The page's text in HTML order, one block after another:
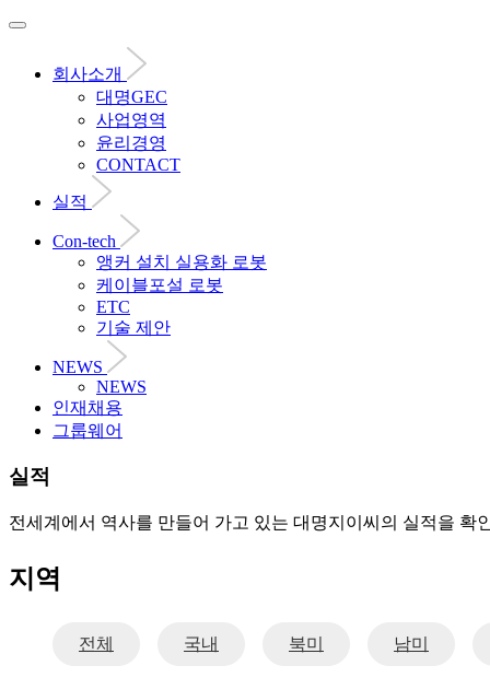
회사소개
대명GEC
사업영역
윤리경영
CONTACT
실적
Con-tech
앵커 설치 실용화 로봇
케이블포설 로봇
ETC
기술 제안
NEWS
NEWS
인재채용
그룹웨어
실적
전세계에서 역사를 만들어 가고 있는 대명지이씨의 실적을 확
지역
전체 국내 북미 남미